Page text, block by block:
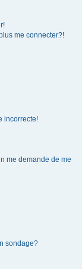
me connecter?!
incorrecte!
me demande de me
sondage?